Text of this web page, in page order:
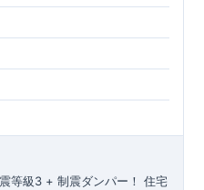
等級3 + 制震ダンパー！ 住宅